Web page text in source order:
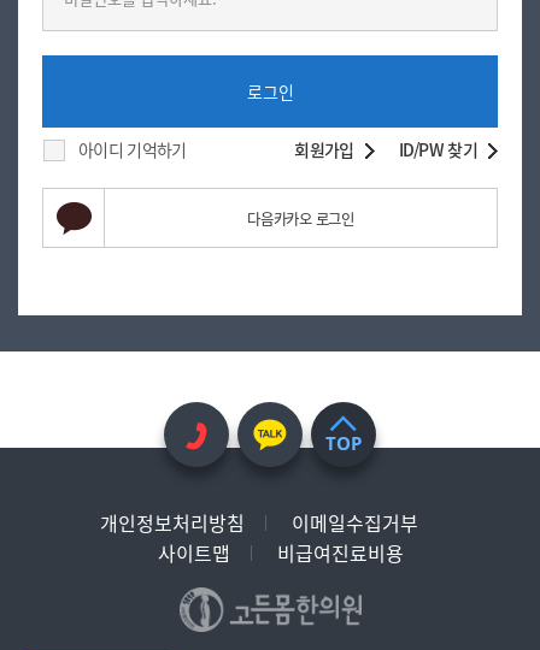
로그인
아이디 기억하기 회원가입 ID/PW 찾기
다음카카오 로그인
TOP
개인정보처리방침
이메일수집거부
사이트맵
비급여진료비용